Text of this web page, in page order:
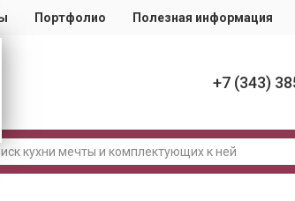
Портфолио Полезная информация
‪+7 (343)